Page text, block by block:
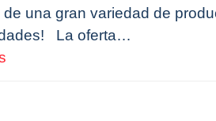
de una gran variedad de
La oferta…